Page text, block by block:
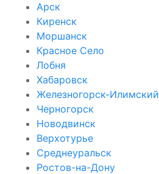
Арск
Киренск
Моршанск
Красное Село
Лобня
Хабаровск
Железногорск-Илимский
Черногорск
Новодвинск
Верхотурье
Среднеуральск
Ростов-на-Дону